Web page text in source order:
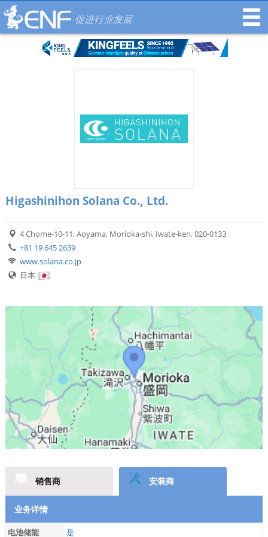
促进行业发展
Higashinihon Solana Co., Ltd.
4 Chome-10-11, Aoyama, Morioka-shi, Iwate-ken, 020-0133
+81 19 645 2639
www.solana.co.jp
日本
销售商 安装商
业务详情
电池储能 是